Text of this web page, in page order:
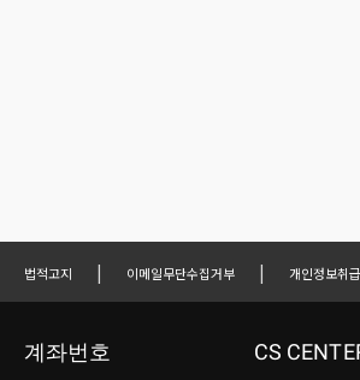
법적고지 | 이메일무단수집거부 | 개인정보취
계좌번호 CS